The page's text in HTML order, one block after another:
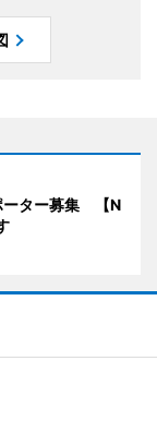
ーター募集 【N